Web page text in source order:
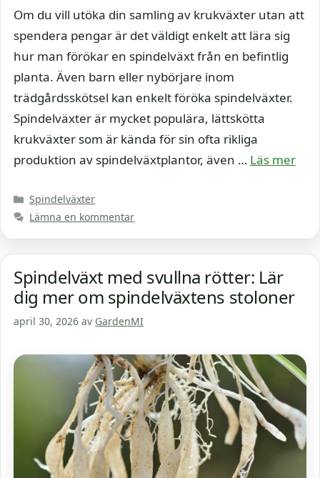
Om du vill utöka din samling av krukväxter utan att
spendera pengar är det väldigt enkelt att lära sig
hur man förökar en spindelväxt från en befintlig
planta. Även barn eller nybörjare inom
trädgårdsskötsel kan enkelt föröka spindelväxter.
Spindelväxter är mycket populära, lättskötta
krukväxter som är kända för sin ofta rikliga
produktion av spindelväxtplantor, även … Läs mer
Kategorier
Spindelväxter
Lämna en kommentar
Spindelväxt med svullna rötter: Lär
dig mer om spindelväxtens stoloner
april 30, 2026 av GardenMI